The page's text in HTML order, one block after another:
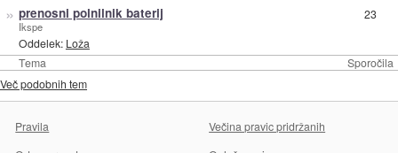
Tema Sporočila
» prenosni polnilnik baterij
Ikspe
Oddelek: Loža
23
Več podobnih tem
Pravila
Večina pravic pridržanih